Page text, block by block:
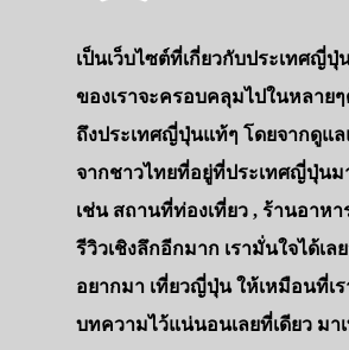
เป็นเว็บไซต์ที่เกี่ยวกับประเทศญี่ปุ่
ของเราจะครอบคลุมไปในหลายๆ
ถึงประเทศญี่ปุ่นแท้ๆ โดยจากดูแ
จากชาวไทยที่อยู่ที่ประเทศญี่ปุ่น
เช่น สถานที่ท่องเที่ยว , ร้านอาห
รีวิวเชิงลึกอีกมาก เรามั่นใจได้เ
อยากมา เที่ยวญี่ปุ่น ให้เหมือนที่เร
บทความไว้แน่นอนเลยที่เดียว มา